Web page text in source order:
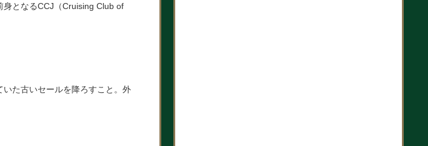
た古いセールを降ろすこと。外